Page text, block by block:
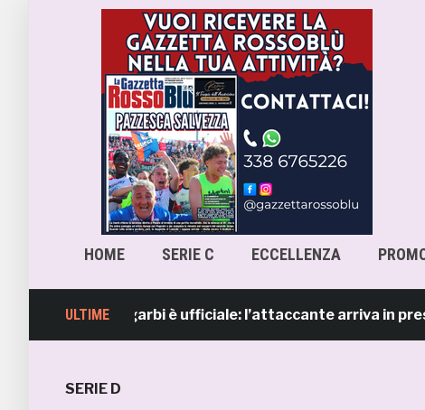
HOME SERIE C ECCELLENZA
ULTIME
Lorenzo Sgarbi è ufficiale: l’attaccante arriva in prestito
SERIE D